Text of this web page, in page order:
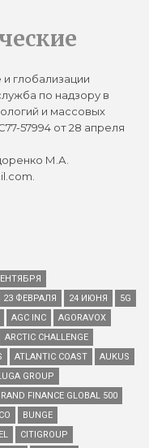
глобализации
по надзору в
и массовых
57994 от 28 апреля
М.А.
23 ФЕВРАЛЯ 24 ИЮНЯ
5G
AGC INC
AGORAVOX
ARCTIC CHALLENGE
ATLANTIC COAST
AUKUS
GROUP
FINANCE GLOBAL 500
BUNGE
CITIGROUP